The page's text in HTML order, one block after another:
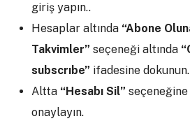
giriş yapın..
Hesaplar altında “Abone
Takvimler” seçeneği altında
subscrıbe” ifadesine dokunun.
Altta “Hesabı Sil”
onaylayın.